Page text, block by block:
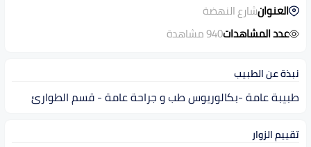
العنوانشارع النهضة
عدد المشاهدات940 مشاهدة
نبذة عن الطبيب
طبيبة عامة -بكالوريوس طب و جراحة عامة - قسم الطوارئ
تقييم الزوار